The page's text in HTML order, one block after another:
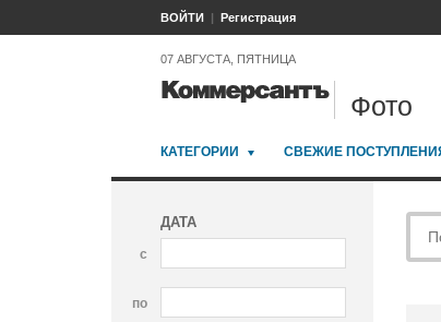
ВОЙТИ Регистрация
07 АВГУСТА, ПЯТНИЦА
Фото
КАТЕГОРИИ СВЕЖИЕ
ДАТА
с
по